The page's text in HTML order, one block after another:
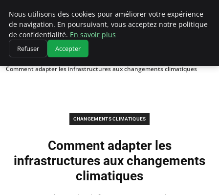
Climatedebtagents
Accueil
Changements climatiques
Comment adapter les infrastructures aux changements climatiques
CHANGEMENTS CLIMATIQUES
Comment adapter les
infrastructures aux changements
climatiques
Nous utilisons des cookies pour améliorer votre expérience
de navigation. En poursuivant, vous acceptez notre politique
de confidentialité. En savoir plus
Refuser Accepter